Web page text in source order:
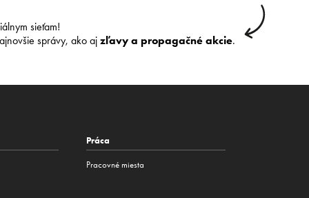
sieťam!
správy, ako aj zľavy a propagačné akcie.
Práca
Pracovné miesta